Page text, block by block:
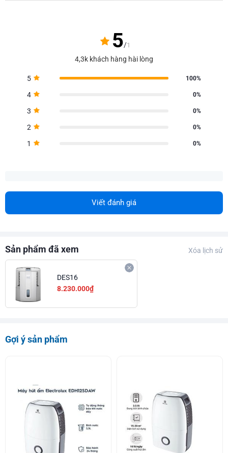
5/1
4,3k khách hàng hài lòng
5 100%
4 0%
3 0%
2 0%
1 0%
Viết đánh giá
Sản phẩm đã xem Xóa lịch sử
DES16
8.230.000₫
Gợi ý sản phẩm